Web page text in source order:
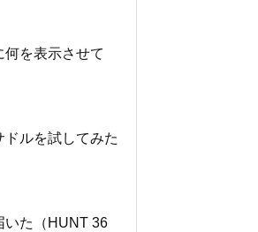
何を表示させて
ドルを試してみた
いた（HUNT 36